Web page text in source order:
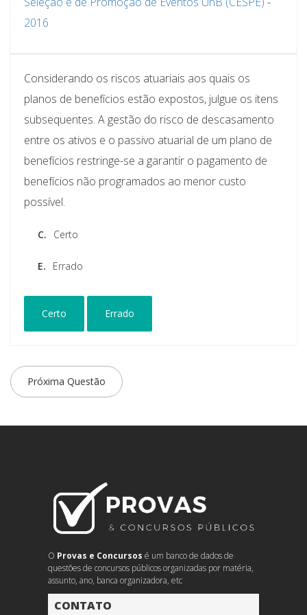
2016
Considerando os riscos atuariais aos quais os
planos de benefícios estão expostos, julgue os itens
subsequentes. A gestão do risco de descasamento
entre os ativos e o passivo atuarial de um plano de
benefícios restringe-se a garantir o pagamento de
benefícios não programados ao menor custo
possível.
C. Certo
E. Errado
Certo Errado
Próxima Questão
O Provas e Concursos é um banco de dados de
questões de concursos públicos organizadas por matéria,
assunto, ano, banca organizadora, etc
CONTATO